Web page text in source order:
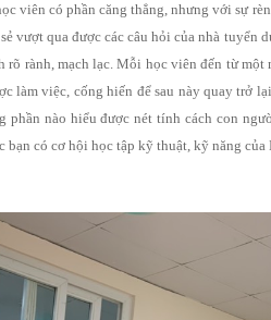
viên có phần căng thẳng, nhưng với sự
vượt qua được các câu hỏi của nhà
rành, mạch lạc. Mỗi học viên đến từ
làm việc, cống hiến để sau này quay trở
phần nào hiểu được nét tính cách con
bạn có cơ hội học tập kỹ thuật, kỹ năng